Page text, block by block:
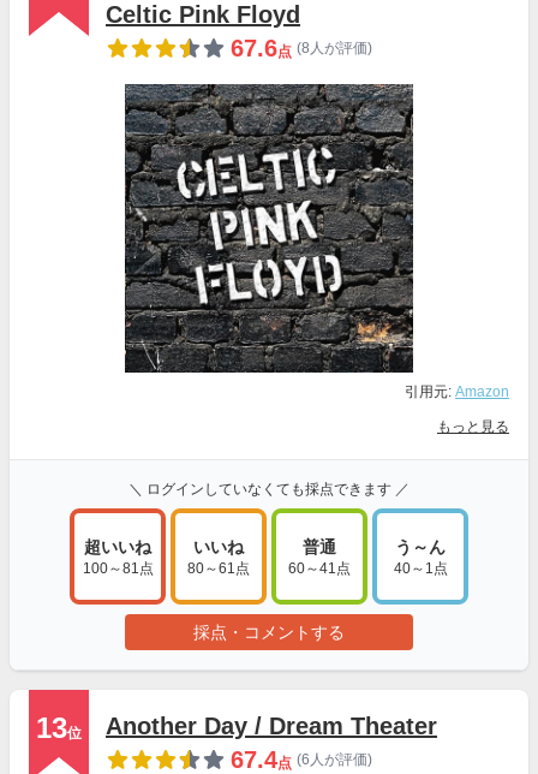
Celtic Pink Floyd
67.6点 (8人が評価)
引用元: Amazon
もっと見る
＼ ログインしていなくても採点できます ／
超いいね
100～81点
いいね
80～61点
普通
60～41点
う～ん
40～1点
採点・コメントする
13位
Another Day / Dream Theater
67.4点 (6人が評価)